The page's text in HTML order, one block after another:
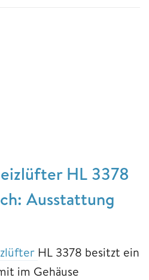
HL 3378
Ausstattung
HL 3378 besitzt ein
im Gehäuse